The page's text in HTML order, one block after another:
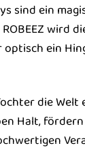
sind ein
ein
die
Halt,